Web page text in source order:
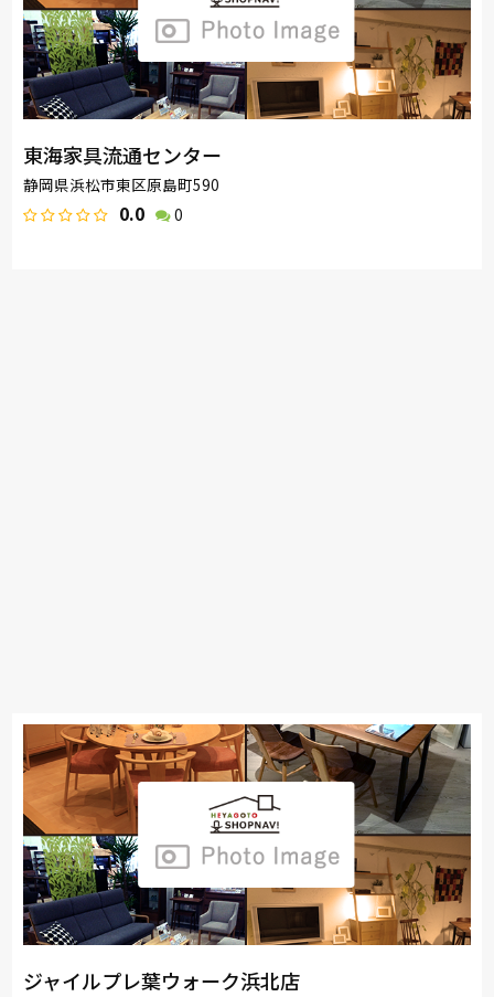
東海家具流通センター
静岡県浜松市東区原島町590
0.0 0
ジャイルプレ葉ウォーク浜北店